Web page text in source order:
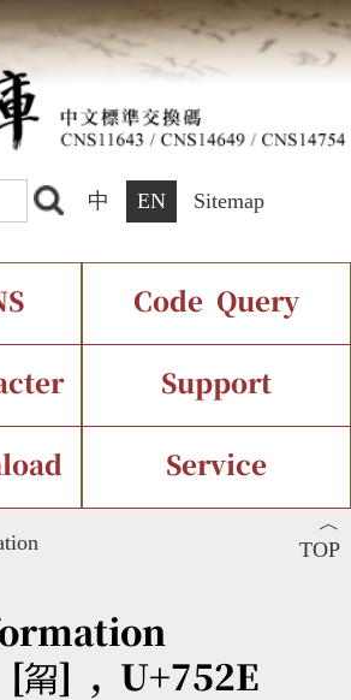
中 EN Sitemap
Current Status
Status
Org.
Code Query
Query
Support
Tools
Service
︿
TOP
甮] , U+752E